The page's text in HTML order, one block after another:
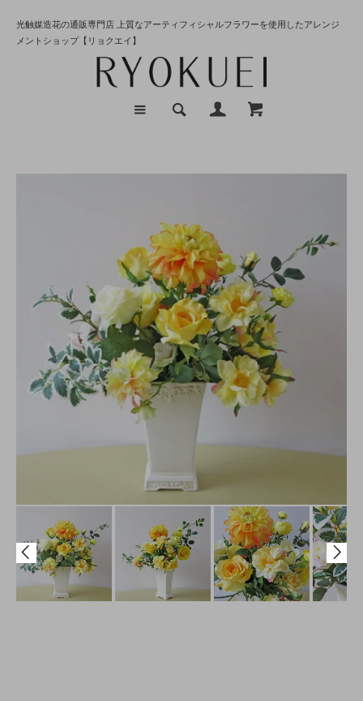
光触媒造花の通販専門店 上質なアーティフィシャルフラワーを使用したアレンジ
メントショップ【リョクエイ】